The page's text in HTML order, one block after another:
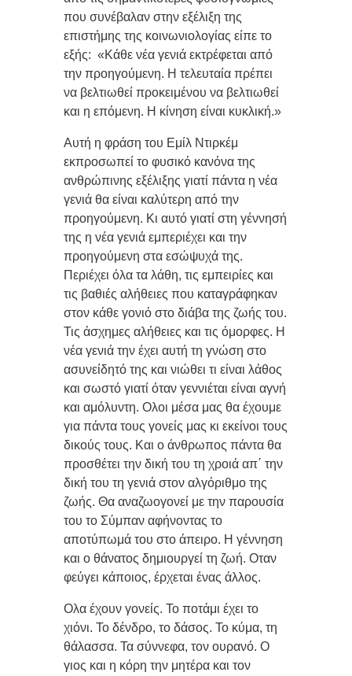
που συνέβαλαν στην εξέλιξη της
επιστήμης της κοινωνιολογίας είπε το
εξής: «Κάθε νέα γενιά εκτρέφεται από
την προηγούμενη. Η τελευταία πρέπει
να βελτιωθεί προκειμένου να βελτιωθεί
και η επόμενη. Η κίνηση είναι κυκλική.»
Αυτή η φράση του Εμίλ Ντιρκέμ
εκπροσωπεί το φυσικό κανόνα της
ανθρώπινης εξέλιξης γιατί πάντα η νέα
γενιά θα είναι καλύτερη από την
προηγούμενη. Κι αυτό γιατί στη γέννησή
της η νέα γενιά εμπεριέχει και την
προηγούμενη στα εσώψυχά της.
Περιέχει όλα τα λάθη, τις εμπειρίες και
τις βαθιές αλήθειες που καταγράφηκαν
στον κάθε γονιό στο διάβα της ζωής του.
Τις άσχημες αλήθειες και τις όμορφες. Η
νέα γενιά την έχει αυτή τη γνώση στο
ασυνείδητό της και νιώθει τι είναι λάθος
και σωστό γιατί όταν γεννιέται είναι αγνή
και αμόλυντη. Ολοι μέσα μας θα έχουμε
για πάντα τους γονείς μας κι εκείνοι τους
δικούς τους. Και ο άνθρωπος πάντα θα
προσθέτει την δική του τη χροιά απ΄ την
δική του τη γενιά στον αλγόριθμο της
ζωής. Θα αναζωογονεί με την παρουσία
του το Σύμπαν αφήνοντας το
αποτύπωμά του στο άπειρο. Η γέννηση
και ο θάνατος δημιουργεί τη ζωή. Οταν
φεύγει κάποιος, έρχεται ένας άλλος.
Ολα έχουν γονείς. Το ποτάμι έχει το
χιόνι. Το δένδρο, το δάσος. Το κύμα, τη
θάλασσα. Τα σύννεφα, τον ουρανό. Ο
γιος και η κόρη την μητέρα και τον